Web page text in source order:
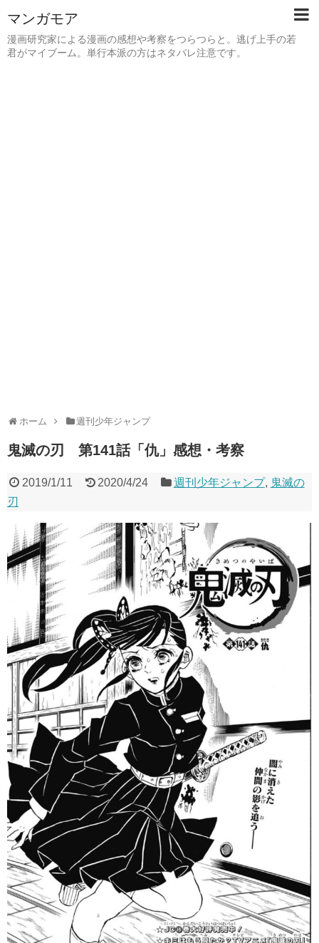
マンガモア
漫画研究家による漫画の感想や考察をつらつらと。逃げ上手の若
君がマイブーム。単行本派の方はネタバレ注意です。
ホーム 週刊少年ジャンプ
鬼滅の刃 第141話「仇」感想・考察
2019/1/11 2020/4/24 週刊少年ジャンプ, 鬼滅の
刃